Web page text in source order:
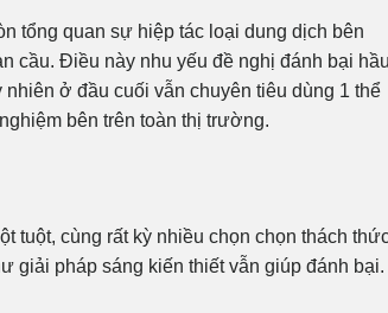
tổng quan sự hiệp tác loại dung dịch bên
cầu. Điều này nhu yếu đề nghị đánh bại hầu
ở đầu cuối vẫn chuyên tiêu dùng 1 thể
bên trên toàn thị trường.
tuột, cùng rất kỳ nhiều chọn chọn thách
giải pháp sáng kiến thiết vẫn giúp đánh bại.